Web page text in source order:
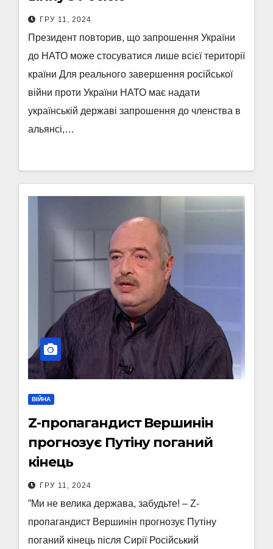
ГРУ 11, 2024
Президент повторив, що запрошення України
до НАТО може стосуватися лише всієї території
країни Для реального завершення російської
війни проти України НАТО має надати
українській державі запрошення до членства в
альянсі,…
ВІЙНА
Z-пропагандист Вершинін
прогнозує Путіну поганий
кінець
ГРУ 11, 2024
”Ми не велика держава, забудьте! – Z-
пропагандист Вершинін прогнозує Путіну
поганий кінець після Сирії Російський